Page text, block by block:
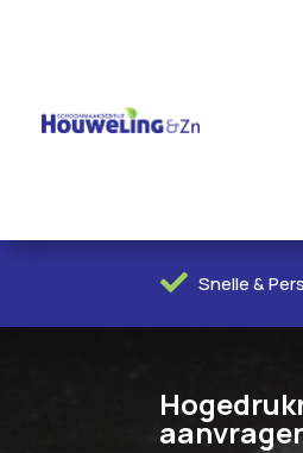
 Snelle &